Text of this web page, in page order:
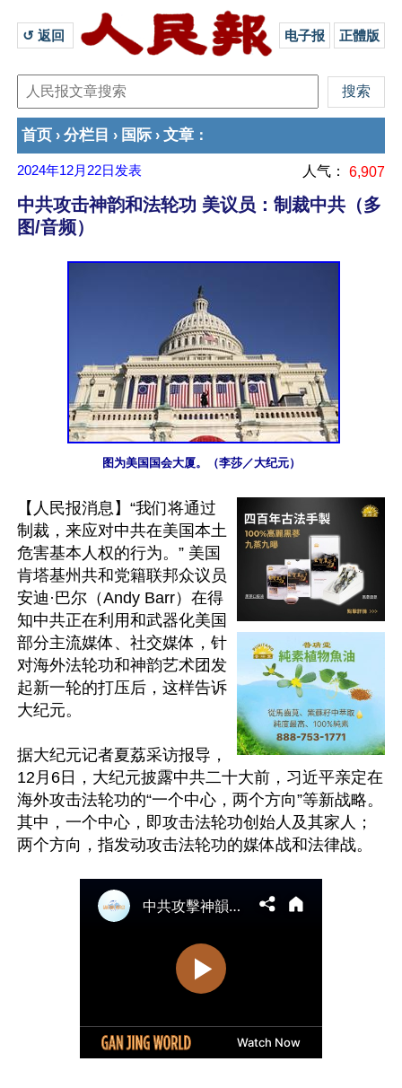
↺ 返回 电子报 正體版
首页 › 分栏目 › 国际 › 文章 ：
2024年12月22日 发表 人气： 6,907
中共攻击神韵和法轮功 美议员：制裁中共（多
图/音频）
图为美国国会大厦。（李莎／大纪元）
【人民报消息】“我们将通过
制裁，来应对中共在美国本土
危害基本人权的行为。” 美国
肯塔基州共和党籍联邦众议员
安迪·巴尔（Andy Barr）在得
知中共正在利用和武器化美国
部分主流媒体、社交媒体，针
对海外法轮功和神韵艺术团发
起新一轮的打压后，这样告诉
大纪元。
据大纪元记者夏荔采访报导，
12月6日，大纪元披露中共二十大前，习近平亲定在
海外攻击法轮功的“一个中心，两个方向”等新战略。
其中，一个中心，即攻击法轮功创始人及其家人；
两个方向，指发动攻击法轮功的媒体战和法律战。